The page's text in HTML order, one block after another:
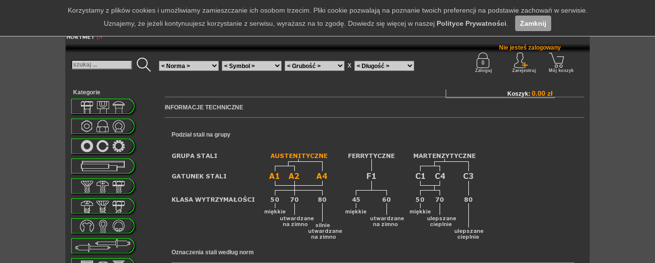
X
Nie jesteś zalogowany
Zaloguj Zarejestruj Mój koszyk
Kategorie
INFORMACJE TECHNICZNE
Podział stali na grupy
Oznaczenia stali według norm
Koszyk: 0.00 zł
Korzystamy z plików cookies i umożliwiamy zamieszczanie ich osobom trzecim. Pliki cookie pozwalają na poznanie twoich preferencji na podstawie zachowań w serwisie.
Uznajemy, że jeżeli kontynuujesz korzystanie z serwisu, wyrażasz na to zgodę. Dowiedz się więcej w naszej Polityce Prywatności Zamknij